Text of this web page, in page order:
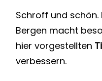
Schroff und schön.
Bergen macht
hier vorgestellten
verbessern.